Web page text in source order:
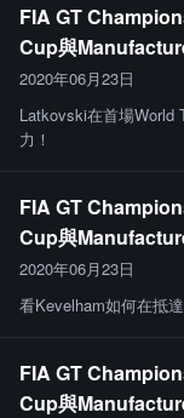
FIA GT
Cup與
2020年06月23日
Latkovski在首場World
力！
FIA GT
Cup與
2020年06月23日
看Kevelham如何在抵
FIA GT
Cup與